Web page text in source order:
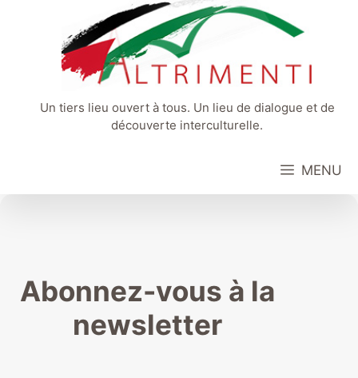
Un tiers lieu ouvert à tous. Un lieu de dialogue et de
découverte interculturelle.
MENU
Abonnez-vous à la
newsletter